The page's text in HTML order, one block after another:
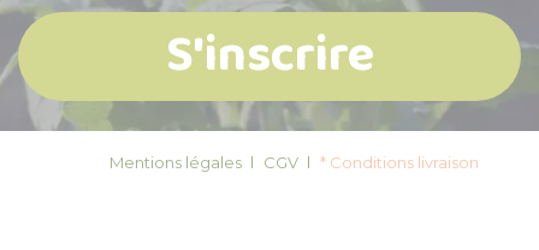
S'inscrire
Mentions légales CGV * Conditions livraison